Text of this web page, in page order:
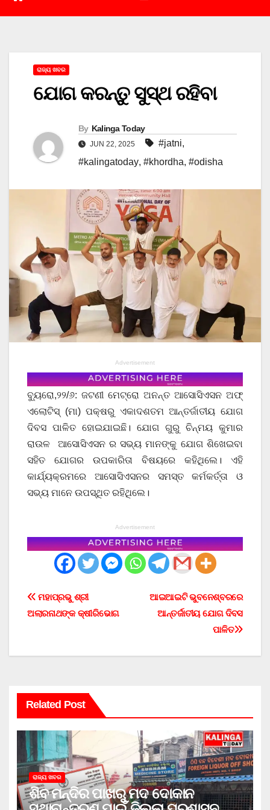
ରାଜ୍ୟ ଖବର
ଯୋଗ କରନ୍ତୁ ସୁସ୍ଥ ରହିବା
By Kalinga Today
JUN 22, 2025 #jatni,
#kalingatoday, #khordha, #odisha
Advertisement
ବ୍ୟୁରୋ,୨୨/୬: ଜଟଣୀ ମେଟ୍ରୋ ଅନନ୍ତ ଆସୋସିଏସନ ଅଫ୍
ଏଲୋଟିସ୍ (ମା) ପକ୍ଷରୁ ଏକାଦଶତମ ଆନ୍ତର୍ଜାତୀୟ ଯୋଗ
ଦିବସ ପାଳିତ ହୋଇଯାଇଛି। ଯୋଗ ଗୁରୁ ଚିନ୍ମୟ କୁମାର
ରାଉଳ ଆସୋସିଏସନ ର ସଭ୍ୟ ମାନଙ୍କୁ ଯୋଗ ଶିଖେଇବା
ସହିତ ଯୋଗର ଉପକାରିତା ବିଷୟରେ କହିଥିଲେ। ଏହି
କାର୍ଯ୍ୟକ୍ରମରେ ଆସୋସିଏସନର ସମସ୍ତ କର୍ମକର୍ତ୍ତା ଓ
ସଭ୍ୟ ମାନେ ଉପସ୍ଥିତ ରହିଥିଲେ।
Advertisement
Post
navigation
ଆଇଆଇଟି ଭୁବନେଶ୍ବରରେ
ଆନ୍ତର୍ଜାତୀୟ ଯୋଗ ଦିବସ
ପାଳିତ
ମହାପ୍ରଭୁ ଶ୍ରୀ
ଅଲାରନାଥଙ୍କ କ୍ଷୀରିଭୋଗ
Related Post
ରାଜ୍ୟ ଖବର
ଶିବ ମନ୍ଦିର ପାଖରୁ ମଦ ଦୋକାନ